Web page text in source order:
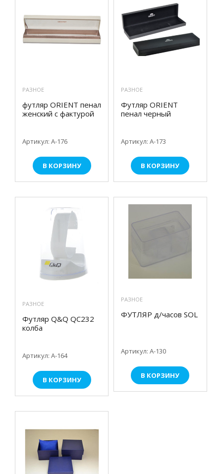
РАЗНОЕ
футляр ORIENT пенал
женский с фактурой
Артикул: A-176
В КОРЗИНУ
РАЗНОЕ
Футляр ORIENT
пенал черный
Артикул: А-173
В КОРЗИНУ
РАЗНОЕ
Футляр Q&Q QC232
колба
Артикул: А-164
В КОРЗИНУ
РАЗНОЕ
ФУТЛЯР д/часов SOL
Артикул: А-130
В КОРЗИНУ